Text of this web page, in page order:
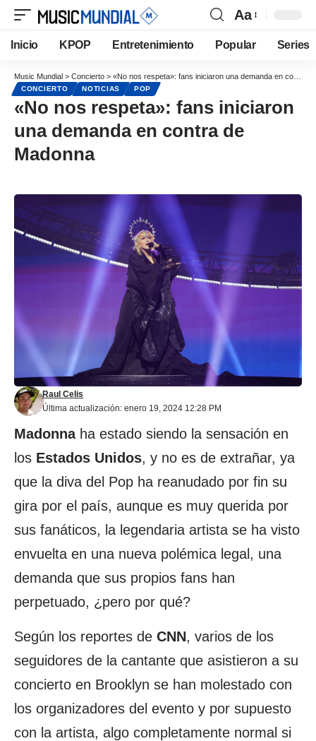
Aa
Inicio KPOP Entretenimiento Popular Series
Music Mundial > Concierto > «No nos respeta»: fans iniciaron una demanda en contra de Madonna
CONCIERTO NOTICIAS POP
«No nos respeta»: fans iniciaron
una demanda en contra de
Madonna
Última actualización: enero 19, 2024 12:28 PM
Raul Celis
Madonnaha estado siendo la sensación en
los Estados Unidos, y no es de extrañar, ya
que la diva del Pop ha reanudado por fin su
gira por el país, aunque es muy querida por
sus fanáticos, la legendaria artista se ha visto
envuelta en una nueva polémica legal, una
demanda que sus propios fans han
perpetuado, ¿pero por qué?
Según los reportes de CNN, varios de los
seguidores de la cantante que asistieron a su
concierto en Brooklyn se han molestado con
los organizadores del evento y por supuesto
con la artista, algo completamente normal si